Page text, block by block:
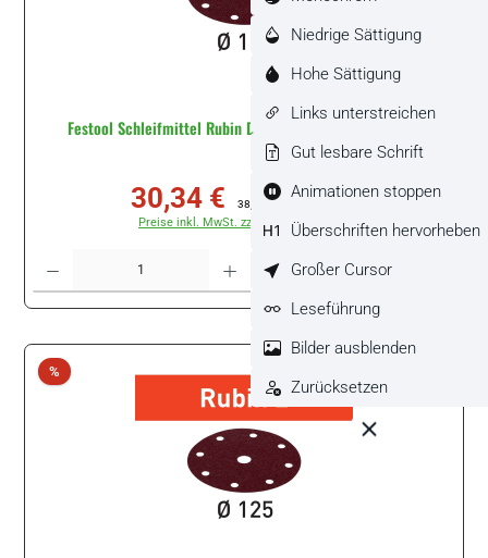
Festool Schleifmittel Rubin D125 P150 RU/50 #499098
Verkaufspreis:
30,34 € Regulärer Preis:
38,90 €
Preise inkl. MwSt. zzgl. Versandkosten
Packung
%Rabatt
Niedrige Sättigung
Hohe Sättigung
Links unterstreichen
Gut lesbare Schrift
Animationen stoppen
Überschriften hervorheben
Großer Cursor
Leseführung
Bilder ausblenden
Zurücksetzen